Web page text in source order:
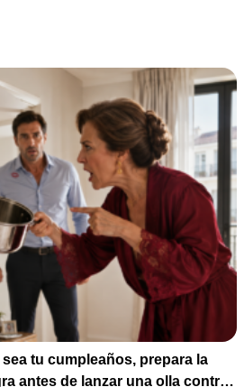
tu cumpleaños, prepara la
antes de lanzar una olla contra